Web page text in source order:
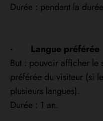
Durée : pendant la
· Langue préférée
But : pouvoir afficher le
préférée du visiteur (si
plusieurs langues).
Durée : 1 an.